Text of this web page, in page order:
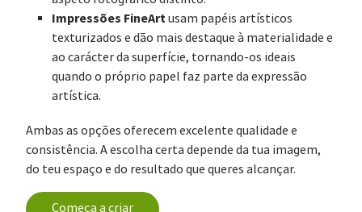
Impressões FineArtusam papéis artísticos
texturizados e dão mais destaque à materialidade e
ao carácter da superfície, tornando-os ideais
quando o próprio papel faz parte da expressão
artística.
Ambas as opções oferecem excelente qualidade e
consistência. A escolha certa depende da tua imagem,
do teu espaço e do resultado que queres alcançar.
Começa a criar